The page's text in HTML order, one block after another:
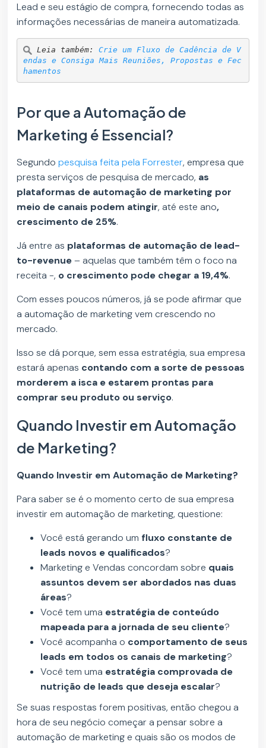
Lead e seu estágio de compra, fornecendo todas as
informações necessárias de maneira automatizada.
Leia também: Crie um Fluxo de Cadência de V
endas e Consiga Mais Reuniões, Propostas e Fec
hamentos
Por que a Automação de
Marketing é Essencial?
Segundopesquisa feita pela Forrester, empresa que
presta serviços de pesquisa de mercado, as
plataformas de automação de marketing por
meio de canais podem atingir, até este ano,
crescimento de 25%.
Já entre as plataformas de automação de lead-
to-revenue– aquelas que também têm o foco na
receita -, o crescimento pode chegar a 19,4%.
Com esses poucos números, já se pode afirmar que
a automação de marketing vem crescendo no
mercado.
Isso se dá porque, sem essa estratégia, sua empresa
estará apenas contando com a sorte de pessoas
morderem a isca e estarem prontas para
comprar seu produto ou serviço.
Quando Investir em Automação
de Marketing?
Quando Investir em Automação de Marketing?
Para saber se é o momento certo de sua empresa
investir em automação de marketing, questione:
Você está gerando um fluxo constante de
leads novos e qualificados?
Marketing e Vendas concordam sobre quais
assuntos devem ser abordados nas duas
áreas?
Você tem uma estratégia de conteúdo
mapeada para a jornada de seu cliente?
Você acompanha o comportamento de seus
leads em todos os canais de marketing?
Você tem uma estratégia comprovada de
nutrição de leads que deseja escalar?
Se suas respostas forem positivas, então chegou a
hora de seu negócio começar a pensar sobre a
automação de marketing e quais são os modos de